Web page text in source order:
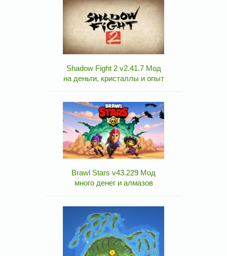
Shadow Fight 2 v2.41.7 Мод
на деньги, кристаллы и опыт
Brawl Stars v43.229 Мод
много денег и алмазов